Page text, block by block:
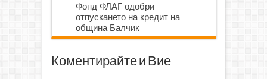
Фонд ФЛАГ одобри
отпускането на кредит на
община Балчик
Коментирайте и Вие